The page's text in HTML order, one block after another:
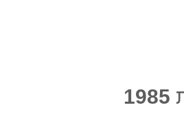
1985